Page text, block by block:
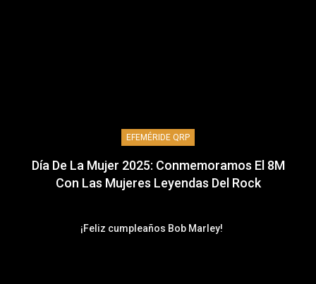
EFEMÉRIDE QRP
Día De La Mujer 2025: Conmemoramos El 8M
Con Las Mujeres Leyendas Del Rock
¡Feliz cumpleaños Bob Marley!